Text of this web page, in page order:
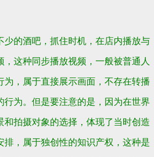
少的酒吧，抓住时机，在店内播放与
，这种同步播放视频，一般被普通人
为，属于直接展示画面，不存在转播
行为。但是要注意的是，因为在世界
和拍摄对象的选择，体现了当时创造
排，属于独创性的知识产权，这种是